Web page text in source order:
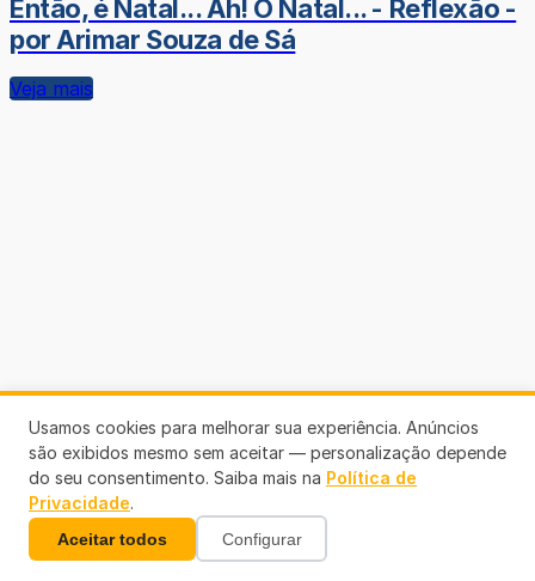
Então, é Natal... Ah! O Natal... - Reflexão -
por Arimar Souza de Sá
Veja mais
Usamos cookies para melhorar sua experiência. Anúncios
são exibidos mesmo sem aceitar — personalização depende
do seu consentimento. Saiba mais na Política de
Privacidade.
Aceitar todos Configurar